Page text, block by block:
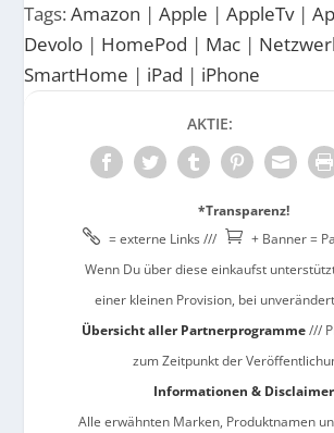
Tags:Amazon |Apple |AppleTv|
Devolo | HomePod | Mac |
SmartHome | iPad | iPhone
AKTIE:
*Transparenz!
 = externe Links ///  + Banner =
Wenn Du über diese einkaufst
einer kleinen Provision, bei
Übersicht aller Partnerprogramme///
zum Zeitpunkt der
Informationen & Disclaimer
Alle erwähnten Marken, Produktnamen